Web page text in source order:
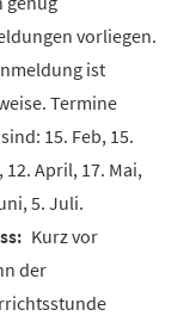
vorliegen.
ist
Termine
15. Feb, 15.
12. April, 17. Mai,
5. Juli.
Kurz vor
der